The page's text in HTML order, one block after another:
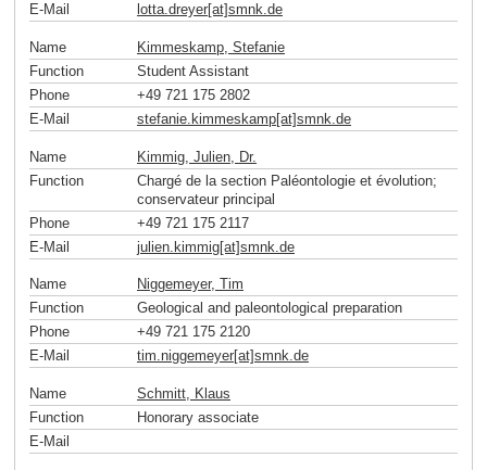
E-Mail
lotta.dreyer[at]smnk.de
Name
Kimmeskamp, Stefanie
Function
Student Assistant
Phone
+49 721 175 2802
E-Mail
stefanie.kimmeskamp[at]smnk de
Name
Kimmig, Julien, Dr.
Function
Chargé de la section Paléontologie et évolution;
conservateur principal
Phone
+49 721 175 2117
E-Mail
julien.kimmig[at]smnk de
Name
Niggemeyer, Tim
Function
Geological and paleontological preparation
Phone
+49 721 175 2120
E-Mail
tim.niggemeyer[at]smnk.de
Name
Schmitt, Klaus
Function
Honorary associate
E-Mail